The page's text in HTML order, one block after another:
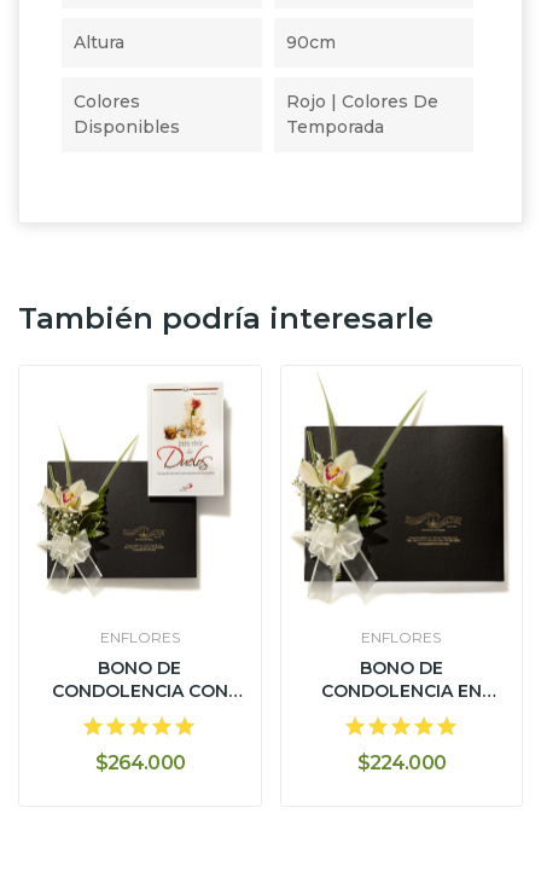
Altura 90cm
Colores
Disponibles
Rojo | Colores De
Temporada
También podría interesarle
ENFLORES
BONO DE
CONDOLENCIA CON
ESTUCHE Y LIBRO DE...
$264.000
ENFLORES
BONO DE
CONDOLENCIA EN
ESTUCHE DE LUJO
CON...
$224.000